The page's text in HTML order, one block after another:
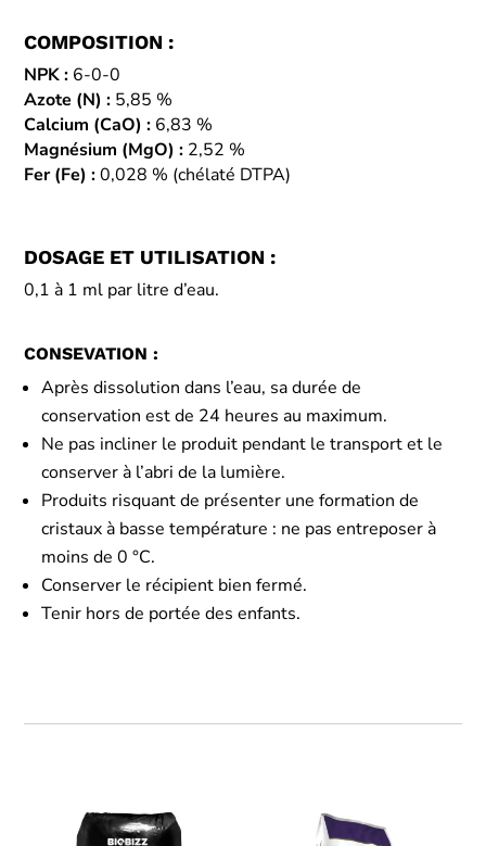
COMPOSITION :
NPK : 6-0-0
Azote (N) : 5,85 %
Calcium (CaO) : 6,83 %
Magnésium (MgO) : 2,52 %
Fer (Fe) :0,028 % (chélaté DTPA)
DOSAGE ET UTILISATION :
0,1 à 1 ml par litre d’eau.
CONSEVATION :
Après dissolution dans l’eau, sa durée de
conservation est de 24 heures au maximum.
Ne pas incliner le produit pendant le transport et le
conserver à l’abri de la lumière.
Produits risquant de présenter une formation de
cristaux à basse température : ne pas entreposer à
moins de 0 °C.
Conserver le récipient bien fermé.
Tenir hors de portée des enfants.